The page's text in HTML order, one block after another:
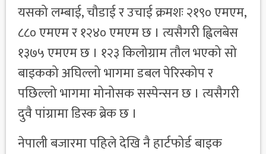
यसको लम्बाई, चौडाई र उचाई क्रमशः २१९० एमएम,
८८० एमएम र १२४० एमएम छ । त्यसैगरी ह्विलबेस
१३७५ एमएम छ । १२३ किलोग्राम तौल भएको सो
बाइकको अघिल्लो भागमा डबल पेरिस्कोप र
पछिल्लो भागमा मोनोसक सस्पेन्सन छ । त्यसैगरी
दुवै पांग्रामा डिस्क ब्रेक छ ।
नेपाली बजारमा पहिले देखि नै हार्टफोर्ड बाइक